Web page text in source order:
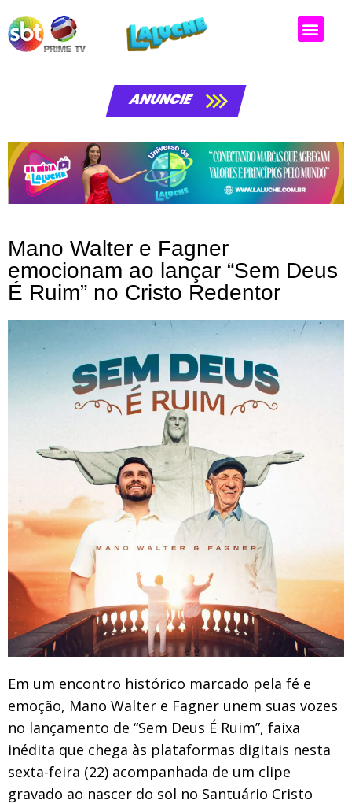
ANUNCIE
Mano Walter e Fagner
emocionam ao lançar “Sem Deus
É Ruim” no Cristo Redentor
Em um encontro histórico marcado pela fé e
emoção, Mano Walter e Fagner unem suas vozes
no lançamento de “Sem Deus É Ruim”, faixa
inédita que chega às plataformas digitais nesta
sexta-feira (22) acompanhada de um clipe
gravado ao nascer do sol no Santuário Cristo